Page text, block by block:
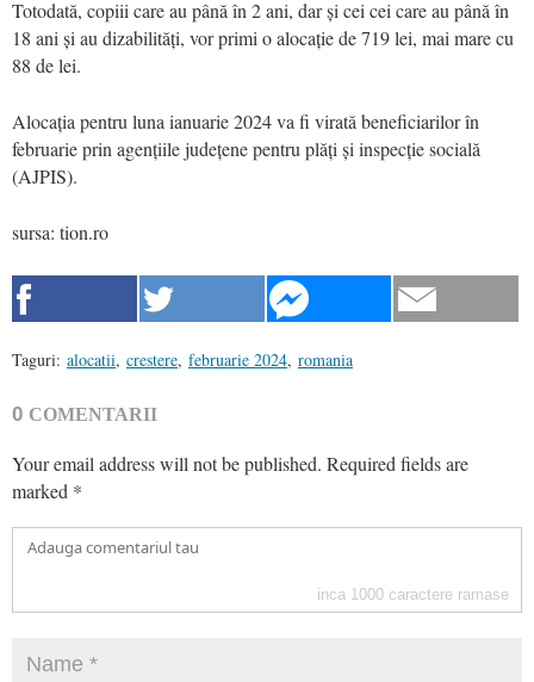
Totodată, copiii care au până în 2 ani, dar și cei cei care au până în
18 ani și au dizabilități, vor primi o alocație de 719 lei, mai mare cu
88 de lei.
Alocația pentru luna ianuarie 2024 va fi virată beneficiarilor în
februarie prin agențiile județene pentru plăți și inspecție socială
(AJPIS).
sursa: tion.ro
Taguri: alocatii, crestere, februarie 2024, romania
0 COMENTARII
Your email address will not be published. Required fields are
marked *
inca 1000 caractere ramase